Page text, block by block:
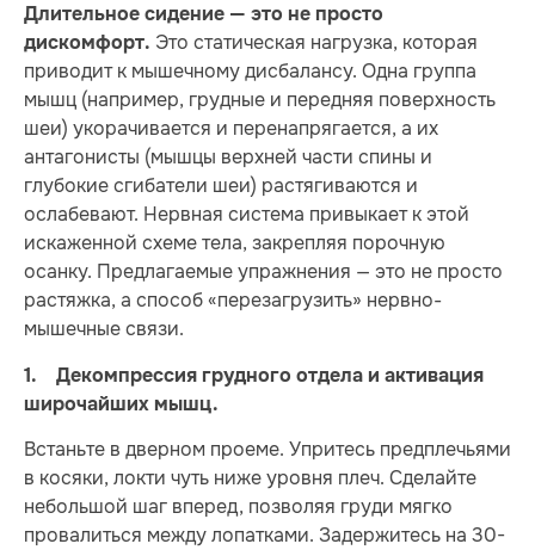
Длительное сидение — это не просто
дискомфорт. Это статическая нагрузка, которая
приводит к мышечному дисбалансу. Одна группа
мышц (например, грудные и передняя поверхность
шеи) укорачивается и перенапрягается, а их
антагонисты (мышцы верхней части спины и
глубокие сгибатели шеи) растягиваются и
ослабевают. Нервная система привыкает к этой
искаженной схеме тела, закрепляя порочную
осанку. Предлагаемые упражнения — это не просто
растяжка, а способ «перезагрузить» нервно-
мышечные связи.
1. Декомпрессия грудного отдела и активация
широчайших мышц.
Встаньте в дверном проеме. Упритесь предплечьями
в косяки, локти чуть ниже уровня плеч. Сделайте
небольшой шаг вперед, позволяя груди мягко
провалиться между лопатками. Задержитесь на 30-